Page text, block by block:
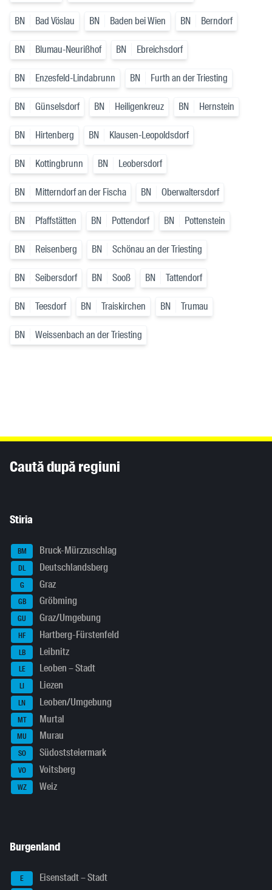
BN Bad Vöslau BN Baden bei Wien BN Berndorf
BN Blumau-Neurißhof BN Ebreichsdorf
BN Enzesfeld-Lindabrunn BN Furth an der Triesting
BN Günselsdorf BN Heiligenkreuz BN Hernstein
BN Hirtenberg BN Klausen-Leopoldsdorf
BN Kottingbrunn BN Leobersdorf
BN Mitterndorf an der Fischa BN Oberwaltersdorf
BN Pfaffstätten BN Pottendorf BN Pottenstein
BN Reisenberg BN Schönau an der Triesting
BN Seibersdorf BN Sooß BN Tattendorf
BN Teesdorf BN Traiskirchen BN Trumau
BN Weissenbach an der Triesting
Caută după regiuni
Stiria
BM Bruck-Mürzzuschlag
DL Deutschlandsberg
G Graz
GB Gröbming
GU Graz/Umgebung
HF Hartberg-Fürstenfeld
LB Leibnitz
LE Leoben – Stadt
LI Liezen
LN Leoben/Umgebung
MT Murtal
MU Murau
SO Südoststeiermark
VO Voitsberg
WZ Weiz
Burgenland
E
Eisenstadt – Stadt